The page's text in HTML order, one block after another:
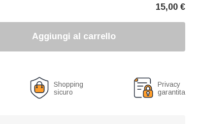
15,00 €
Aggiungi al carrello
Shopping
sicuro
Privacy
garantita